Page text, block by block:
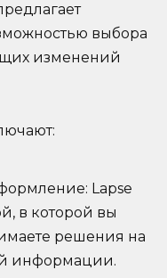
выбора
изменений
Lapse
в которой вы
решения на
информации.